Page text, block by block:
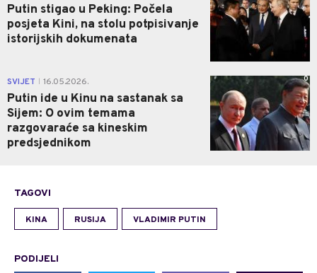
Putin stigao u Peking: Počela
posjeta Kini, na stolu potpisivanje
istorijskih dokumenata
SVIJET 16.05.2026.
Putin ide u Kinu na sastanak sa
Sijem: O ovim temama
razgovaraće sa kineskim
predsjednikom
0
TAGOVI
KINA RUSIJA VLADIMIR PUTIN
PODIJELI